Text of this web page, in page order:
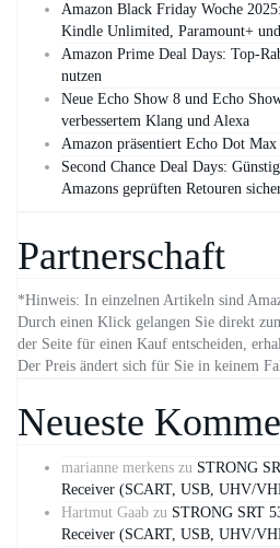
Amazon Black Friday Woche
Kindle Unlimited, Paramount+
Amazon Prime Deal Days: Top-
nutzen
Neue Echo Show 8 und Echo
verbessertem Klang und Alexa
Amazon präsentiert Echo Dot
Second Chance Deal Days:
Amazons geprüften Retouren
Partnerschaft
*Hinweis: In einzelnen Artikeln sind
Durch einen Klick gelangen Sie direkt
der Seite für einen Kauf entscheiden,
Der Preis ändert sich für Sie in keinem
Neueste
marianne merkens zu STRONG
Receiver (SCART, USB, UHV/
Hartmut Gaab zu STRONG SRT
Receiver (SCART, USB, UHV/